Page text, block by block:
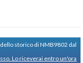
storico di NMB9802 dal
Lo riceverai entro un'ora